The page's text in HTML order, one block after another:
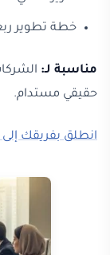
خطة تطوير
مناسبة لـ:
حقيقي مستدام.
انطلق بفريقك إلى